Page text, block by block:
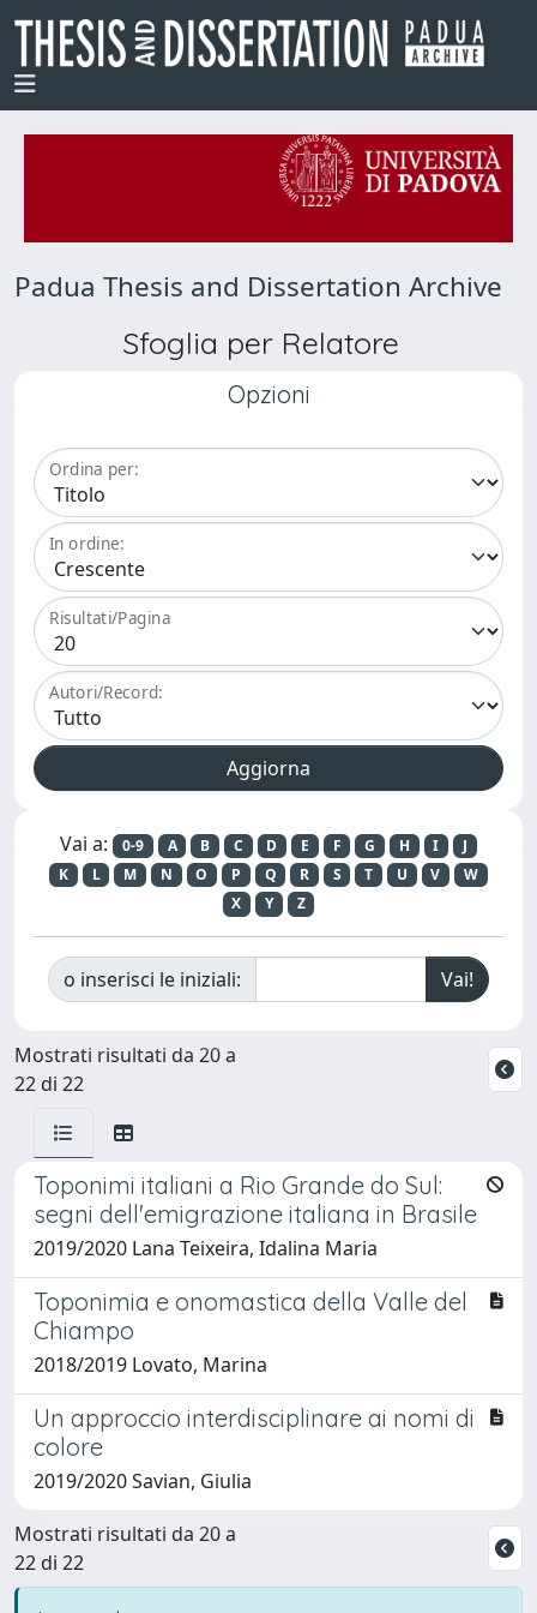
Padua Thesis and Dissertation Archive
Sfoglia per Relatore
Opzioni
Ordina per:
In ordine:
Risultati/Pagina
Autori/Record:
Vai a: 0-9 A B C D E F G H I
J
K
L M N O P Q R S T U V
W
X
Y Z
o inserisci le iniziali:
Mostrati risultati da 20 a
22 di 22
Toponimi italiani a Rio Grande do Sul:
segni dell'emigrazione italiana in Brasile
2019/2020 Lana Teixeira, Idalina Maria
Toponimia e onomastica della Valle del
Chiampo
2018/2019 Lovato, Marina
Un approccio interdisciplinare ai nomi di
colore
2019/2020 Savian, Giulia
Mostrati risultati da 20 a
22 di 22